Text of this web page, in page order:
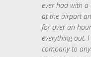
ever had with a
at the airport
for over an
everything out.
company to